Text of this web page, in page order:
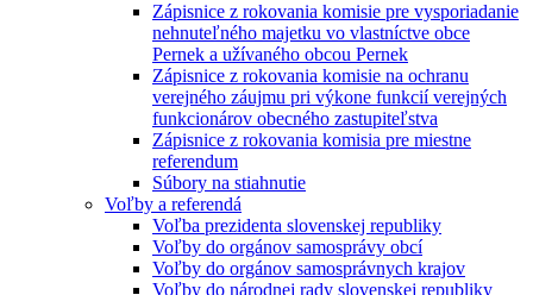
Zápisnice z rokovania komisie pre vysporiadanie
nehnuteľného majetku vo vlastníctve obce
Pernek a užívaného obcou Pernek
Zápisnice z rokovania komisie na ochranu
verejného záujmu pri výkone funkcií verejných
funkcionárov obecného zastupiteľstva
Zápisnice z rokovania komisia pre miestne
referendum
Súbory na stiahnutie
Voľby a referendá
Voľba prezidenta slovenskej republiky
Voľby do orgánov samosprávy obcí
Voľby do orgánov samosprávnych krajov
Voľby do národnej rady slovenskej republiky